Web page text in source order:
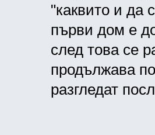
"каквито и да
първи дом е
след това се
продължава
разгледат